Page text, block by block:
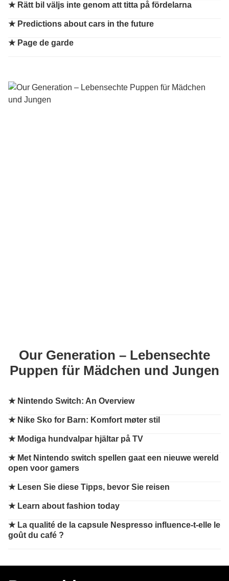
★ Rätt bil väljs inte genom att titta på fördelarna
★ Predictions about cars in the future
★ Page de garde
Our Generation – Lebensechte
Puppen für Mädchen und Jungen
★ Nintendo Switch: An Overview
★ Nike Sko for Barn: Komfort møter stil
★ Modiga hundvalpar hjältar på TV
★ Met Nintendo switch spellen gaat een nieuwe wereld
open voor gamers
★ Lesen Sie diese Tipps, bevor Sie reisen
★ Learn about fashion today
★ La qualité de la capsule Nespresso influence-t-elle le
goût du café ?